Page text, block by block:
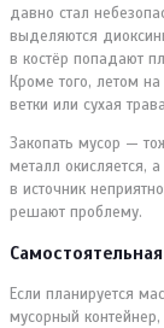
давно стал
выделяются
в костёр попадают
Кроме того, летом
ветки или сухая
Закопать мусор —
металл окисляется,
в источник
решают проблему.
Если планируется
мусорный